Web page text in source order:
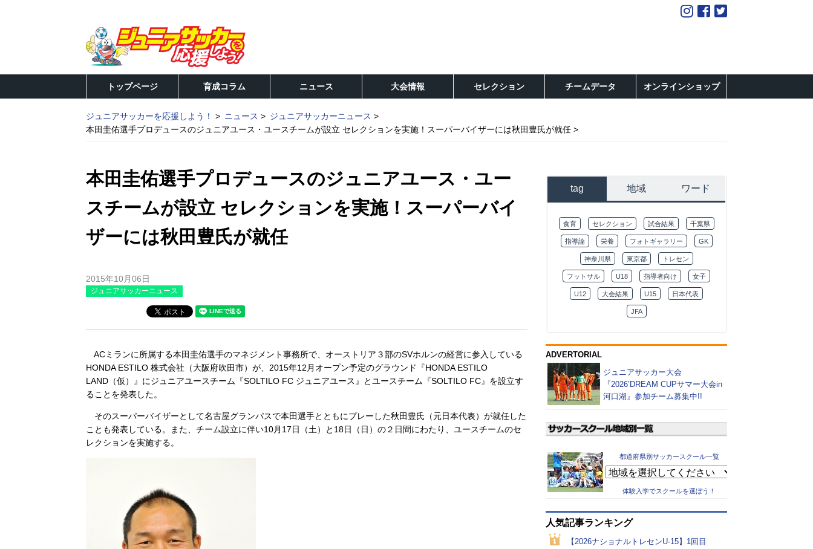
トップページ 育成コラム ニュース 大会情報 セレクション チームデータ オンラインショップ
ジュニアサッカーを応援しよう！ ニュース
ジュニアサッカーニュース
本田圭佑選手プロデュースのジュニアユース・ユースチームが設立 セレクションを実施！スーパーバイザーには秋田豊氏が就任
本田圭佑選手プロデュースのジュニアユース・ユー
スチームが設立 セレクションを実施！スーパーバイ
ザーには秋田豊氏が就任
2015年10月06日
ジュニアサッカーニュース
ACミランに所属する本田圭佑選手のマネジメント事務所で、オーストリア３部のSVホルンの経営に参入している
HONDA ESTILO 株式会社（大阪府吹田市）が、2015年12月オープン予定のグラウンド『HONDA ESTILO
LAND（仮）』にジュニアユースチーム『SOLTILO FC ジュニアユース』とユースチーム『SOLTILO FC』を設立す
ることを発表した。
そのスーパーバイザーとして名古屋グランパスで本田選手とともにプレーした秋田豊氏（元日本代表）が就任した
ことも発表している。また、チーム設立に伴い10月17日（土）と18日（日）の２日間にわたり、ユースチームのセ
レクションを実施する。
tag 地域 ワード
食育 セレクション 試合結果 千葉県
指導論 栄養 フォトギャラリー GK
神奈川県 東京都 トレセン
フットサル U18 指導者向け 女子
U12 大会結果 U15 日本代表
JFA
ADVERTORIAL
ジュニアサッカー大会
『2026’DREAM CUPサマー大会in
河口湖』参加チーム募集中!!
都道府県別サッカースクール一覧
体験入学でスクールを選ぼう！
人気記事ランキング
【2026ナショナルトレセンU-15】1回目